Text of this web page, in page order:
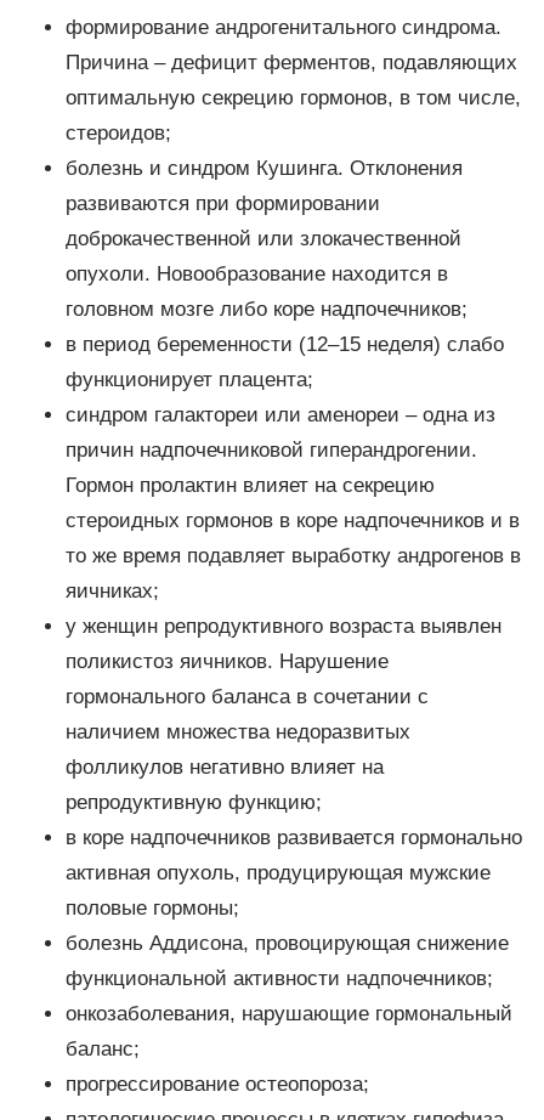
формирование андрогенитального синдрома.
Причина – дефицит ферментов, подавляющих
оптимальную секрецию гормонов, в том числе,
стероидов;
болезнь и синдром Кушинга. Отклонения
развиваются при формировании
доброкачественной или злокачественной
опухоли. Новообразование находится в
головном мозге либо коре надпочечников;
в период беременности (12–15 неделя) слабо
функционирует плацента;
синдром галактореи или аменореи – одна из
причин надпочечниковой гиперандрогении.
Гормон пролактин влияет на секрецию
стероидных гормонов в коре надпочечников и в
то же время подавляет выработку андрогенов в
яичниках;
у женщин репродуктивного возраста выявлен
поликистоз яичников. Нарушение
гормонального баланса в сочетании с
наличием множества недоразвитых
фолликулов негативно влияет на
репродуктивную функцию;
в коре надпочечников развивается гормонально
активная опухоль, продуцирующая мужские
половые гормоны;
болезнь Аддисона, провоцирующая снижение
функциональной активности надпочечников;
онкозаболевания, нарушающие гормональный
баланс;
прогрессирование остеопороза;